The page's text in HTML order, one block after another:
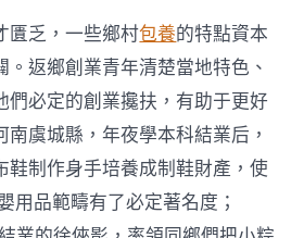
中
匱乏，一些鄉村包養的特點資本
。返鄉創業青年清楚當地特色、
們必定的創業攙扶，有助于更好
虞城縣，年夜學本科結業后，
鞋制作身手培養成制鞋財產，使
用品範疇有了必定著名度；